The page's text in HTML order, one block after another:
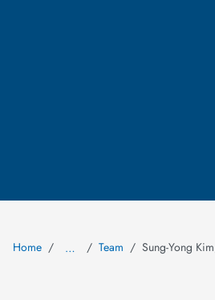
Home … Team Sung-Yong